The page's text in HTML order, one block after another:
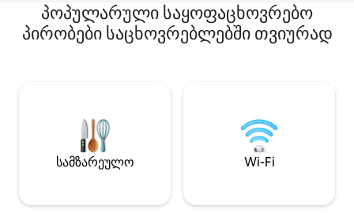
პოპულარული საყოფაცხოვრებო
პირობები საცხოვრებლებში თვიურად
სამზარეულო Wi-Fi